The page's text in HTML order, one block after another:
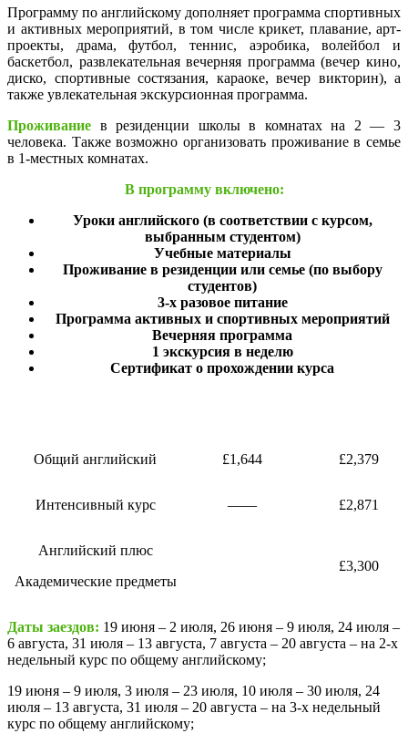
Программу по английскому дополняет программа спортивных
и активных мероприятий, в том числе крикет, плавание, арт-
проекты, драма, футбол, теннис, аэробика, волейбол и
баскетбол, развлекательная вечерняя программа (вечер кино,
диско, спортивные состязания, караоке, вечер викторин), а
также увлекательная экскурсионная программа.
Проживание в резиденции школы в комнатах на 2 — 3
человека. Также возможно организовать проживание в семье
в 1-местных комнатах.
В программу включено:
Уроки английского (в соответствии с курсом,
выбранным студентом)
Учебные материалы
Проживание в резиденции или семье (по выбору
студентов)
3-х разовое питание
Программа активных и спортивных мероприятий
Вечерняя программа
1 экскурсия в неделю
Сертификат о прохождении курса
Общий английский £1,644 £2,379
Интенсивный курс —— £2,871
Английский плюс
Академические предметы
£3,300
Даты заездов: 19 июня – 2 июля, 26 июня – 9 июля, 24 июля –
6 августа, 31 июля – 13 августа, 7 августа – 20 августа – на 2-х
недельный курс по общему английскому;
19 июня – 9 июля, 3 июля – 23 июля, 10 июля – 30 июля, 24
июля – 13 августа, 31 июля – 20 августа – на 3-х недельный
курс по общему английскому;